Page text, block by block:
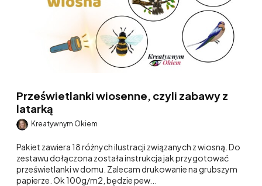
Prześwietlanki wiosenne, czyli zabawy z
latarką
Kreatywnym Okiem
Pakiet zawiera 18 różnych ilustracji związanych z wiosną. Do
zestawu dołączona została instrukcja jak przygotować
prześwietlanki w domu. Zalecam drukowanie na grubszym
papierze. Ok 100g/m2, będzie pew...